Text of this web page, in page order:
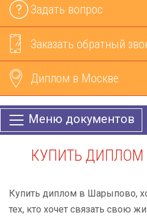
Задать вопрос
Заказать обратный
Диплом в Москве
Меню документов
КУПИТЬ
Купить диплом в Шарыпово,
тех, кто хочет связать свою